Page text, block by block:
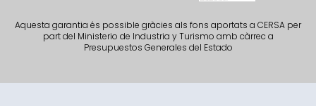
Aquesta garantia és possible gràcies als fons aportats a CERSA per
part del Ministerio de Industria y Turismo amb càrrec a
Presupuestos Generales del Estado